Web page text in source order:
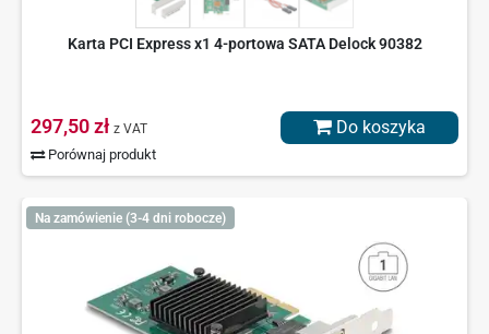
Karta PCI Express x1 4-portowa SATA Delock 90382
297,50 zł z VAT
Porównaj produkt
Do koszyka
Na zamówienie (3-4 dni robocze)